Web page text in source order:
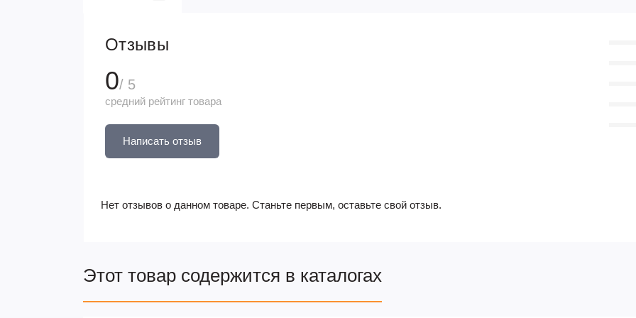
Отзывы
0/ 5
средний рейтинг товара
Написать отзыв
Нет отзывов о данном товаре. Станьте первым, оставьте свой отзыв.
Этот товар содержится в каталогах